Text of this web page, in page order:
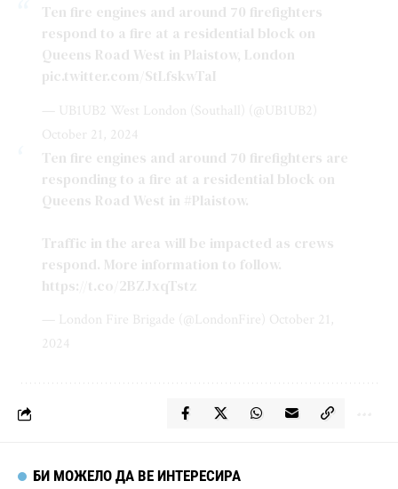
Ten fire engines and around 70 firefighters
respond to a fire at a residential block on
Queens Road West in Plaistow, London
pic.twitter.com/StLfskwTaI
— UB1UB2 West London (Southall) (@UB1UB2)
October 21, 2024
Ten fire engines and around 70 firefighters are
responding to a fire at a residential block on
Queens Road West in
#Plaistow.
Traffic in the area will be impacted as crews
respond. More information to follow.
https://t.co/2BZJxqTstz
— London Fire Brigade (@LondonFire) October 21,
2024
БИ МОЖЕЛО ДА ВЕ ИНТЕРЕСИРА